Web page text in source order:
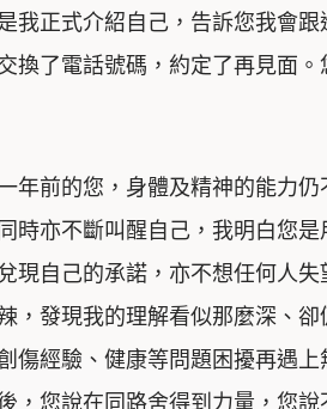
我正式介紹自己，告訴您我會
換了電話號碼，約定了再見面
年前的您，身體及精神的能力
時亦不斷叫醒自己，我明白您
現自己的承諾，亦不想任何人
，發現我的理解看似那麼深、
傷經驗、健康等問題困擾再遇
，您說在同路舍得到力量，您